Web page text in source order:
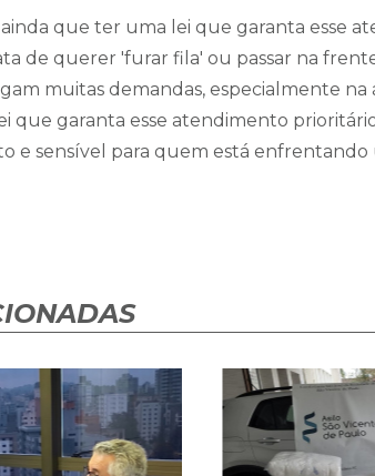
que ter uma lei que garanta esse
de querer 'furar fila' ou passar na
muitas demandas, especialmente na
que garanta esse atendimento
e sensível para quem está enfrentando